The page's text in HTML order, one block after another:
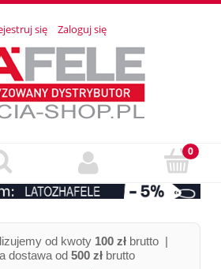
się Zaloguj się
od kwoty 100 zł brutto |
dostawa od 500 złbrutto